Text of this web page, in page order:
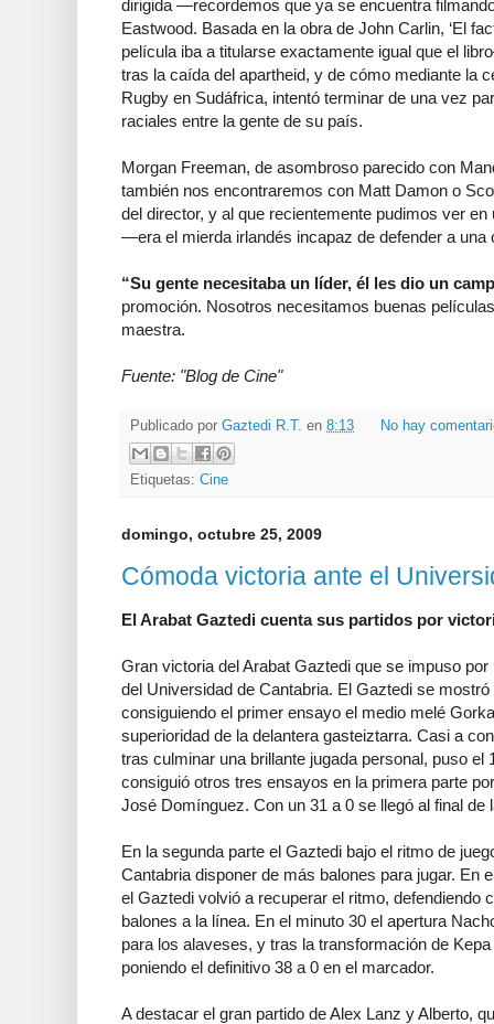
dirigida —recordemos que ya se encuentra
Eastwood. Basada en la obra de John Carlin, ‘El
película iba a titularse exactamente igual que el
tras la caída del apartheid, y de cómo mediante la
Rugby en Sudáfrica, intentó terminar de una vez
raciales entre la gente de su país.
Morgan Freeman, de asombroso parecido con
también nos encontraremos con Matt Damon o
del director, y al que recientemente pudimos ver en
—era el mierda irlandés incapaz de defender a
“Su gente necesitaba un líder, él les dio un
promoción. Nosotros necesitamos buenas
maestra.
Fuente: "Blog de Cine"
Publicado por Gaztedi R.T. en 8:13 No hay
Etiquetas: Cine
domingo, octubre 25, 2009
Cómoda victoria ante el
El Arabat Gaztedi cuenta sus partidos por
Gran victoria del Arabat Gaztedi que se impuso
del Universidad de Cantabria. El Gaztedi se
consiguiendo el primer ensayo el medio melé
superioridad de la delantera gasteiztarra. Casi a
tras culminar una brillante jugada personal, puso el
consiguió otros tres ensayos en la primera parte
José Domínguez. Con un 31 a 0 se llegó al final de
En la segunda parte el Gaztedi bajo el ritmo de
Cantabria disponer de más balones para jugar. En
el Gaztedi volvió a recuperar el ritmo, defendiendo
balones a la línea. En el minuto 30 el apertura
para los alaveses, y tras la transformación de
poniendo el definitivo 38 a 0 en el marcador.
A destacar el gran partido de Alex Lanz y Alberto,